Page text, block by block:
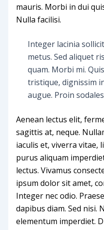
mauris. Morbi in dui
Nulla facilisi.
Integer lacinia
metus. Sed aliquet
quam. Morbi mi.
tristique, dignissim
augue. Proin
Aenean lectus elit,
sagittis at, neque.
iaculis et, viverra vitae,
purus aliquam
lectus. Vivamus
ipsum dolor sit amet,
Integer nec odio.
dapibus diam. Sed nisi.
elementum imperdiet.